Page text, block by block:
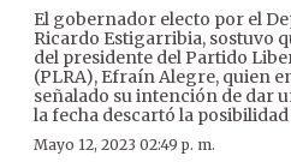
El gobernador electo por el
Ricardo Estigarribia, sostuvo
del presidente del Partido
(PLRA), Efraín Alegre, quien
señalado su intención de dar
la fecha descartó la
Mayo 12, 2023 02:49 p. m.